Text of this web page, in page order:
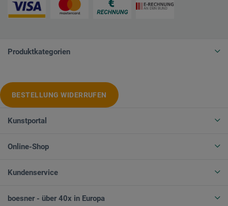
Produktkategorien
BESTELLUNG WIDERRUFEN
Kunstportal
Online-Shop
Kundenservice
boesner - über 40x in Europa